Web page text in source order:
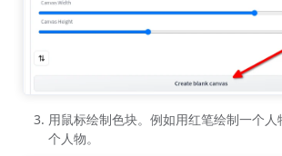
用鼠标绘制色块。例如用红笔绘制一个
个人物。